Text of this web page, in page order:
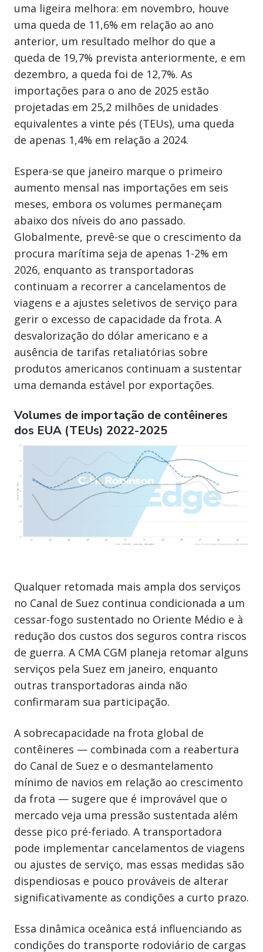
uma ligeira melhora: em novembro, houve
uma queda de 11,6% em relação ao ano
anterior, um resultado melhor do que a
queda de 19,7% prevista anteriormente, e em
dezembro, a queda foi de 12,7%. As
importações para o ano de 2025 estão
projetadas em 25,2 milhões de unidades
equivalentes a vinte pés (TEUs), uma queda
de apenas 1,4% em relação a 2024.
Espera-se que janeiro marque o primeiro
aumento mensal nas importações em seis
meses, embora os volumes permaneçam
abaixo dos níveis do ano passado.
Globalmente, prevê-se que o crescimento da
procura marítima seja de apenas 1-2% em
2026, enquanto as transportadoras
continuam a recorrer a cancelamentos de
viagens e a ajustes seletivos de serviço para
gerir o excesso de capacidade da frota. A
desvalorização do dólar americano e a
ausência de tarifas retaliatórias sobre
produtos americanos continuam a sustentar
uma demanda estável por exportações.
Volumes de importação de contêineres
dos EUA (TEUs) 2022-2025
Qualquer retomada mais ampla dos serviços
no Canal de Suez continua condicionada a um
cessar-fogo sustentado no Oriente Médio e à
redução dos custos dos seguros contra riscos
de guerra. A CMA CGM planeja retomar alguns
serviços pela Suez em janeiro, enquanto
outras transportadoras ainda não
confirmaram sua participação.
A sobrecapacidade na frota global de
contêineres — combinada com a reabertura
do Canal de Suez e o desmantelamento
mínimo de navios em relação ao crescimento
da frota — sugere que é improvável que o
mercado veja uma pressão sustentada além
desse pico pré-feriado. A transportadora
pode implementar cancelamentos de viagens
ou ajustes de serviço, mas essas medidas são
dispendiosas e pouco prováveis de alterar
significativamente as condições a curto prazo.
Essa dinâmica oceânica está influenciando as
condições do transporte rodoviário de cargas